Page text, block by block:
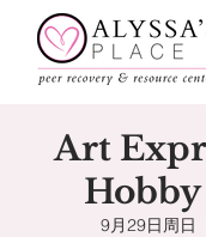
Art
9月29日周日